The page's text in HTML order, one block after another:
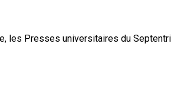
Presses universitaires du